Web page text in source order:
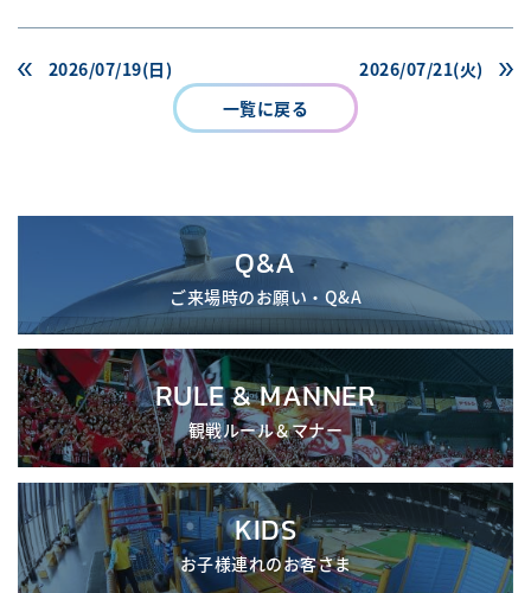
2026/07/19(日)
一覧に戻る
2026/07/21(火)
Q&A
ご来場時のお願い・Q&A
RULE & MANNER
観戦ルール＆マナー
KIDS
お子様連れのお客さま